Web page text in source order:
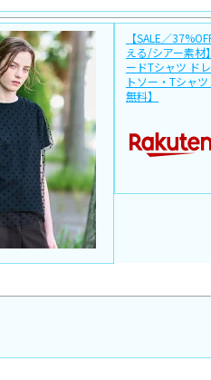
【SALE／
える/シアー素材
ードTシャツ ド
トソー・Tシャ
無料】